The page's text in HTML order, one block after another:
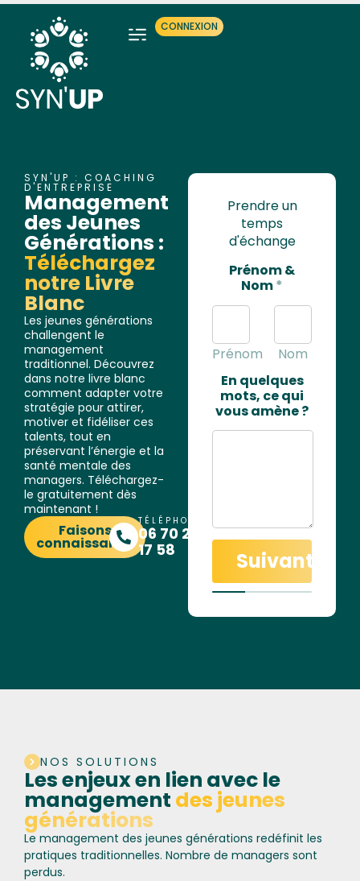
CONNEXION
SYN'UP : COACHING
D'ENTREPRISE
Management
des Jeunes
Générations :
Téléchargez
notre Livre
Blanc
Les jeunes générations
challengent le
management
traditionnel. Découvrez
dans notre livre blanc
comment adapter votre
stratégie pour attirer,
motiver et fidéliser ces
talents, tout en
préservant l’énergie et la
santé mentale des
managers. Téléchargez-
le gratuitement dès
maintenant !
Faisons
connaissance
TÉLÉPHONE
06 70 26
17 58
Prendre un
temps
d'échange
Prénom &
Nom*
Prénom
Nom
En quelques
mots, ce qui
vous amène ?
Suivant
NOS SOLUTIONS
Les enjeux en lien avec le
management des jeunes
générations
Le management des jeunes générations redéfinit les
pratiques traditionnelles. Nombre de managers sont
perdus.